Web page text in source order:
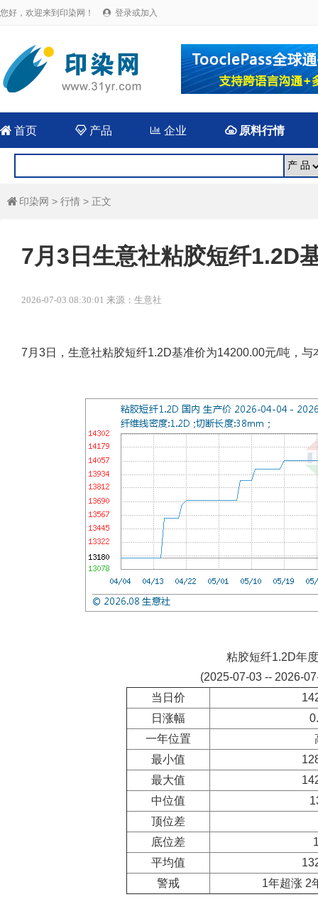
您好，欢迎来到印染网！  登录或加入
 首页 产品  企业 原料行情
 印染网 > 行情 > 正文
7月3日生意社粘胶短纤1.2D
2026-07-03 08:30:01 来源：生意社
7月3日，生意社粘胶短纤1.2D基准价为14200.00元/吨，与
粘胶短纤1.2D年
(2025-07-03 -- 2026-
当日价
日涨幅
一年位置
最小值
最大值
中位值
顶位差
底位差
平均值
警戒
1年超涨 2